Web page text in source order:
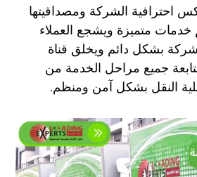
احترافية الشركة ومصداقيتها
خدمات متميزة ويشجع العملاء
بشكل دائم ويخلق قناة
جميع مراحل الخدمة من
النقل بشكل آمن ومنظم.